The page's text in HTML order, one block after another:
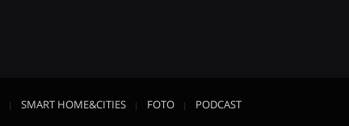
SMART HOME&CITIES FOTO PODCAST